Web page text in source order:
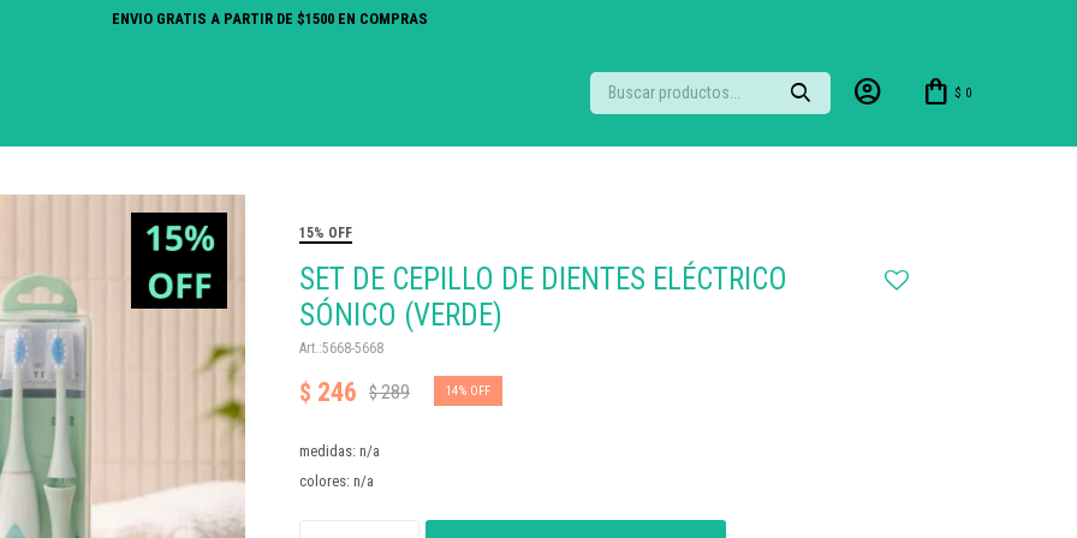
ENVIO GRATIS A PARTIR DE $1500 EN COMPRAS
$ 0
15% OFF
SET DE CEPILLO DE DIENTES ELÉCTRICO
SÓNICO (VERDE)
5668-5668
$ 246 $289 14
medidas: n/a
colores: n/a